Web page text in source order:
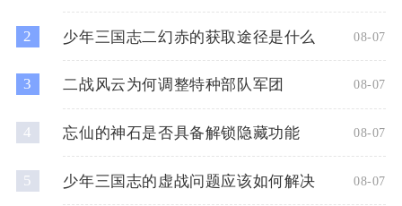
时完成神位前置养成，再进入
2 少年三国志二幻赤的获取途径是什么 08-07
3 二战风云为何调整特种部队军团 08-07
4 忘仙的神石是否具备解锁隐藏功能 08-07
5 少年三国志的虚战问题应该如何解决 08-07